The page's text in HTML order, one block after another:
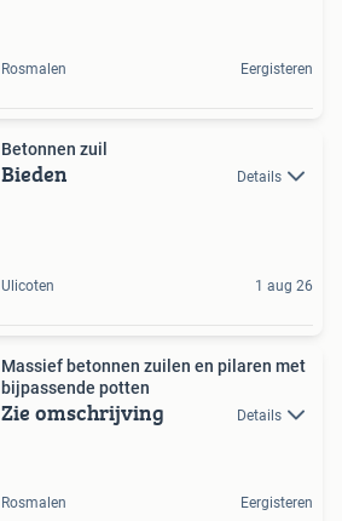
Rosmalen Eergisteren
Betonnen zuil
Bieden Details
Ulicoten 1 aug 26
Massief betonnen zuilen en pilaren met
bijpassende potten
Zie omschrijving Details
Rosmalen Eergisteren